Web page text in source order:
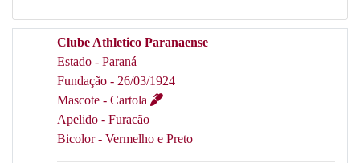
Clube Athletico Paranaense
Estado - Paraná
Fundação - 26/03/1924
Mascote - Cartola
Apelido - Furacão
Bicolor - Vermelho e Preto